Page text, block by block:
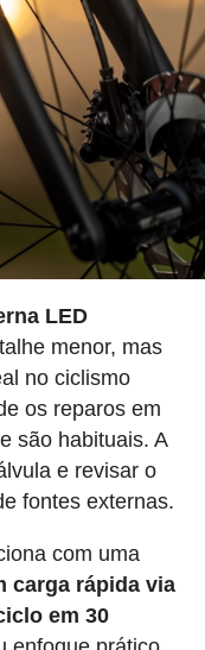
LED
menor, mas
no ciclismo
os reparos em
são habituais. A
e revisar o
fontes externas.
com uma
carga rápida via
em 30